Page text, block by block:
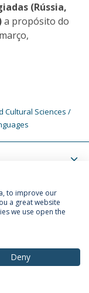
(Rússia,
a propósito do
Cultural Sciences
to improve our
a great website
we use open the
Deny